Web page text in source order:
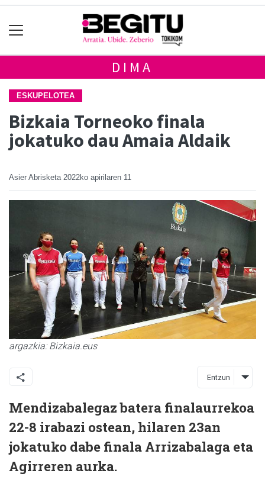
DIMA
ESKUPELOTEA
Bizkaia Torneoko finala
jokatuko dau Amaia Aldaik
Asier Abrisketa 2022ko apirilaren 11
argazkia: Bizkaia.eus
Entzun
Mendizabalegaz batera finalaurrekoa
22-8 irabazi ostean, hilaren 23an
jokatuko dabe finala Arrizabalaga eta
Agirreren aurka.